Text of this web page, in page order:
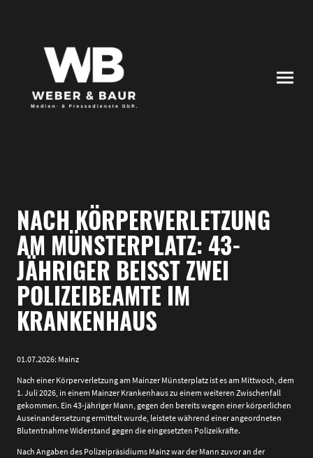
NACH KÖRPERVERLETZUNG
AM MÜNSTERPLATZ: 43-
JÄHRIGER BEISST ZWEI P
OLIZEIBEAMTE IM K
RANKENHAUS
01.07.2026: Mainz
Nach einer Körperverletzung am Mainzer Münsterplatz ist es am Mittwoch, dem
1. Juli 2026, in einem Mainzer Krankenhaus zu einem weiteren Zwischenfall
gekommen. Ein 43-jähriger Mann, gegen den bereits wegen einer körperlichen
Auseinandersetzung ermittelt wurde, leistete während einer angeordneten
Blutentnahme Widerstand gegen die eingesetzten Polizeikräfte.
Nach Angaben des Polizeipräsidiums Mainz war der Mann zuvor an der